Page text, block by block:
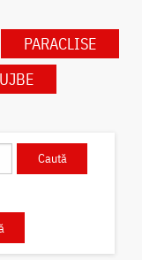
PARACLISE